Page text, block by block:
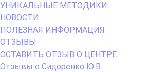
УНИКАЛЬНЫЕ МЕТОДИКИ
НОВОСТИ
ПОЛЕЗНАЯ ИНФОРМАЦИЯ
ОТЗЫВЫ
ОСТАВИТЬ ОТЗЫВ О ЦЕНТРЕ
Отзывы о Сидоренко Ю.В.